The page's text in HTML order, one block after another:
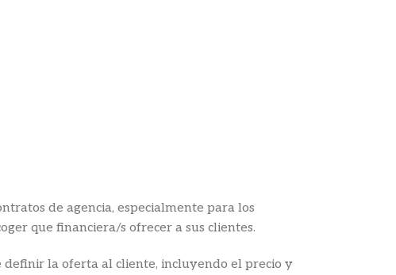
de agencia, especialmente para los
que financiera/s ofrecer a sus clientes.
definir la oferta al cliente, incluyendo el precio y